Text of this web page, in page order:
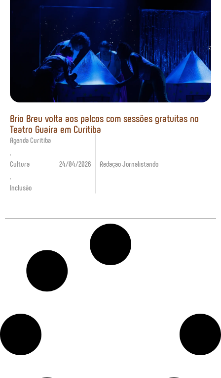
Brio Breu volta aos palcos com sessões gratuitas no
Teatro Guaíra em Curitiba
Agenda Curitiba
Cultura
Inclusão
24/04/2026 Redação Jornalistando